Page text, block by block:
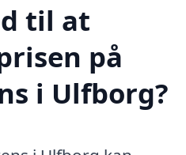
til at
på
i Ulfborg?